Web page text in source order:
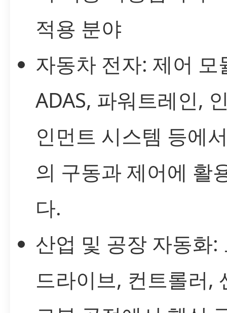
적용 분야
자동차 전자: 제어 모
ADAS, 파워트레인,
인먼트 시스템 등에
의 구동과 제어에 활
다.
산업 및 공장 자동화:
드라이브, 컨트롤러,